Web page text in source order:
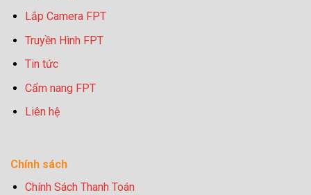
Lắp Camera FPT
Truyền Hình FPT
Tin tức
Cẩm nang FPT
Liên hệ
Chính sách
Chính Sách Thanh Toán